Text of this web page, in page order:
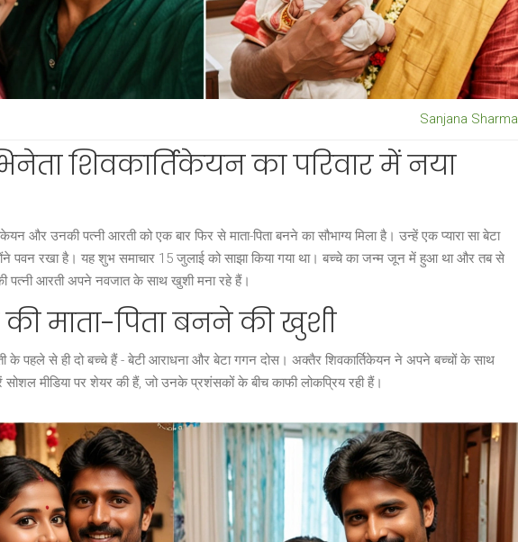
Sanjana Sharma
शिवकार्तिकेयन का परिवार में नया
और उनकी पत्नी आरती को एक बार फिर से माता-पिता बनने का सौभाग्य मिला है। उन्हें एक प्यारा सा बेटा
पवन रखा है। यह शुभ समाचार 15 जुलाई को साझा किया गया था। बच्चे का जन्म जून में हुआ था और तब से
पत्नी आरती अपने नवजात के साथ खुशी मना रहे हैं।
की माता-पिता बनने की खुशी
के पहले से ही दो बच्चे हैं - बेटी आराधना और बेटा गगन दोस। अक्तैर शिवकार्तिकेयन ने अपने बच्चों के साथ
सोशल मीडिया पर शेयर की हैं, जो उनके प्रशंसकों के बीच काफी लोकप्रिय रही हैं।